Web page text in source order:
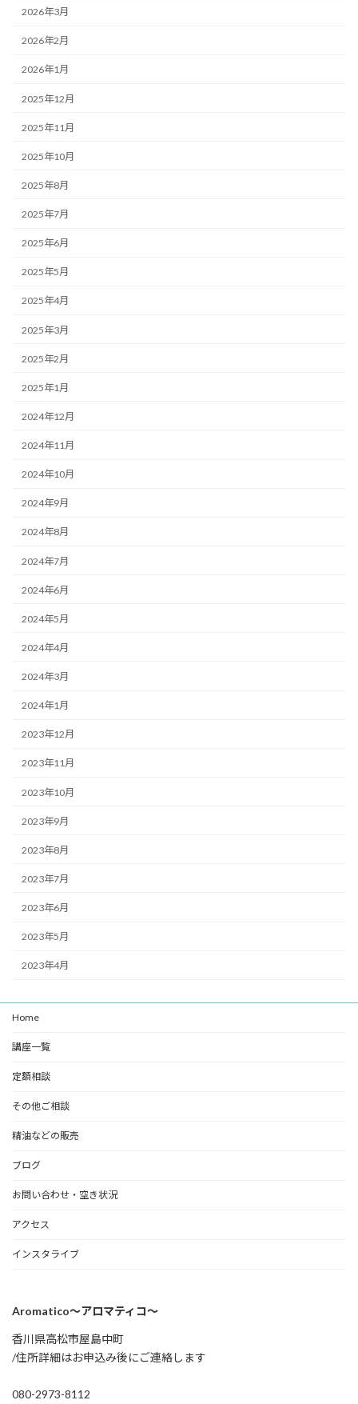
2026年3月
2026年2月
2026年1月
2025年12月
2025年11月
2025年10月
2025年8月
2025年7月
2025年6月
2025年5月
2025年4月
2025年3月
2025年2月
2025年1月
2024年12月
2024年11月
2024年10月
2024年9月
2024年8月
2024年7月
2024年6月
2024年5月
2024年4月
2024年3月
2024年1月
2023年12月
2023年11月
2023年10月
2023年9月
2023年8月
2023年7月
2023年6月
2023年5月
2023年4月
Home
講座一覧
定額相談
その他ご相談
精油などの販売
ブログ
お問い合わせ・空き状況
アクセス
インスタライブ
Aromatico～アロマティコ～
香川県高松市屋島中町
/住所詳細はお申込み後にご連絡します
080-2973-8112